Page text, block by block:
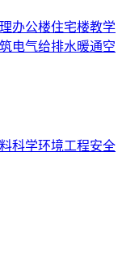
办公楼住宅楼教学
电气给排水暖通空
科学环境工程安全